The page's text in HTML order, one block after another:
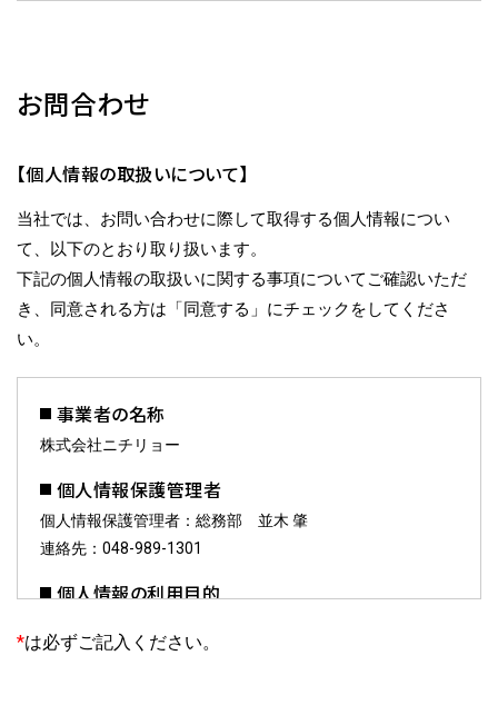
お問合わせ
【個人情報の取扱いについて】
当社では、お問い合わせに際して取得する個人情報につい
て、以下のとおり取り扱います。
下記の個人情報の取扱いに関する事項についてご確認いただ
き、同意される方は「同意する」にチェックをしてくださ
い。
事業者の名称
株式会社ニチリョー
個人情報保護管理者
個人情報保護管理者：総務部 並木 肇
連絡先：048-989-1301
個人情報の利用目的
す。
*は必ずご記入ください。